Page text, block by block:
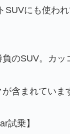
にも使わ
のSUV。カッ
含まれていま
試乗】